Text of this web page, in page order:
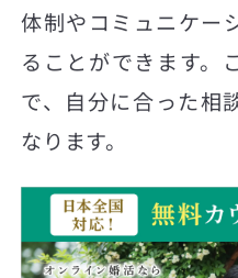
体制やコミュニケー
ることができます。
で、自分に合った相
なります。